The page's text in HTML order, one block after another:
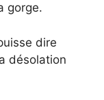
gorge.
dire
désolation